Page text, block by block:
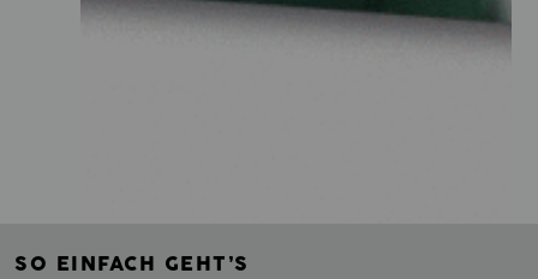
SO EINFACH GEHT’S